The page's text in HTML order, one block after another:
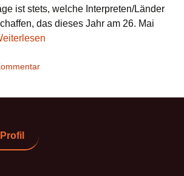
ist stets, welche Interpreten/Länder
das dieses Jahr am 26. Mai